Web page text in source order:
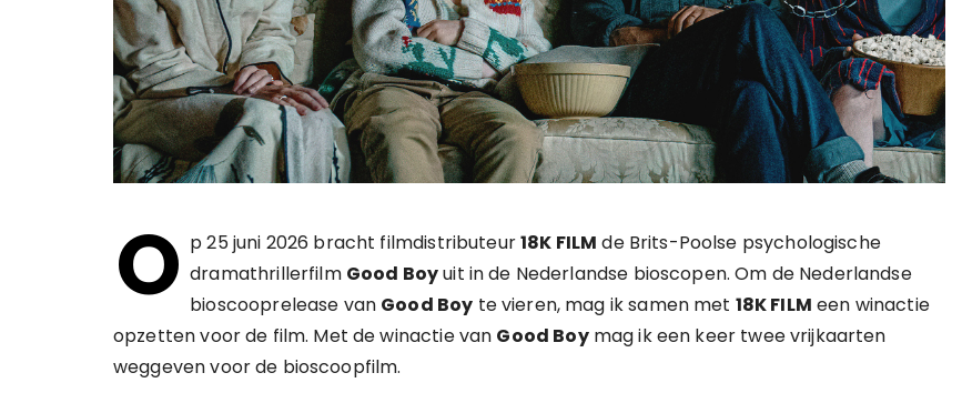
O p 25 juni 2026 bracht filmdistributeur18K FILM de Brits-Poolse psychologische
dramathrillerfilm Good Boyuit in de Nederlandse bioscopen. Om de Nederlandse
bioscooprelease van Good Boy te vieren, mag ik samen met 18K FILM een winactie
opzetten voor de film. Met de winactie van Good Boymag ik een keer twee vrijkaarten
weggeven voor de bioscoopfilm.